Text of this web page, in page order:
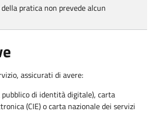
pratica non prevede alcun
assicurati di avere:
pubblico di identità digitale), carta
(CIE) o carta nazionale dei servizi